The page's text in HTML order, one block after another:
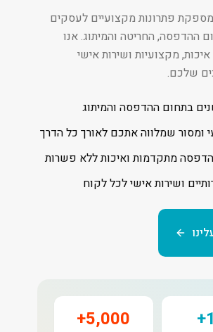
פתרונות מקצועיים לעסקים
ההדפסה, החריטה והמיתוג. אנו
מקצועיות ושירות אישי
שלכם.
בתחום ההדפסה והמיתוג
ומסור שמלווה אתכם לאורך כל הדרך
הדפסה מתקדמות ואיכות ללא פשרות
ושירות אישי לכל לקוח
5,000+